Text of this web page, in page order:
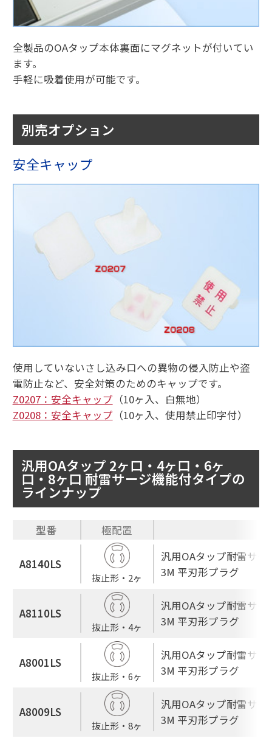
全製品のOAタップ本体裏面にマグネットが付いてい
ます。
手軽に吸着使用が可能です。
別売オプション
安全キャップ
使用していないさし込み口への異物の侵入防止や盗
電防止など、安全対策のためのキャップです。
Z0207：安全キャップ （10ヶ入、白無地）
Z0208：安全キャップ （10ヶ入、使用禁止印字付）
汎用OAタップ 2ヶ口・4ヶ口・6ヶ
口・8ヶ口 耐雷サージ機能付タイプの
ラインナップ
型番 極配置
A8140LS
抜止形・2ヶ
汎用OAタップ耐雷サ
3M 平刃形プラグ
A8110LS
抜止形・4ヶ
汎用OAタップ耐雷サ
3M 平刃形プラグ
A8001LS
抜止形・6ヶ
汎用OAタップ耐雷サ
3M 平刃形プラグ
A8009LS
抜止形・8ヶ
汎用OAタップ耐雷サ
3M 平刃形プラグ